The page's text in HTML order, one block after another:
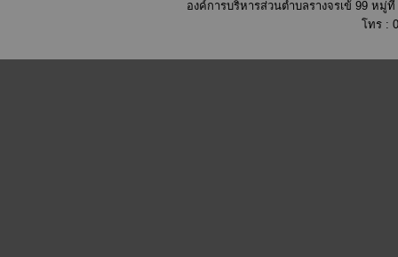
องค์การบริหารส่วนตำบลรางจรเข้ 99 หมู่
โทร :